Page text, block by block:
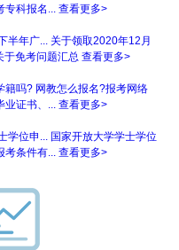
专科报名... 查看更多>
半年广... 关于领取2020年12月
于免考问题汇总 查看更多>
籍吗? 网教怎么报名?报考网络
业证书、... 查看更多>
学位申... 国家开放大学学士学位
考条件有... 查看更多>